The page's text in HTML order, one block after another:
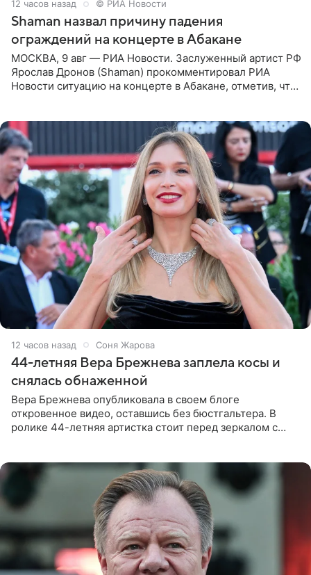
12 часов назад © РИА Новости
Shaman назвал причину падения
ограждений на концерте в Абакане
МОСКВА, 9 авг — РИА Новости. Заслуженный артист РФ
Ярослав Дронов (Shaman) прокомментировал РИА
Новости ситуацию на концерте в Абакане, отметив, что
12 часов назад Соня Жарова
44-летняя Вера Брежнева заплела косы и
снялась обнаженной
Вера Брежнева опубликовала в своем блоге
откровенное видео, оставшись без бюстгальтера. В
ролике 44-летняя артистка стоит перед зеркалом с